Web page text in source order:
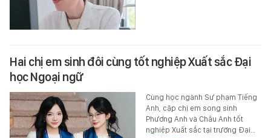
Hai chị em sinh đôi cùng tốt nghiệp Xuất sắc Đại
học Ngoại ngữ
Cùng học ngành Sư phạm Tiếng
Anh, cặp chị em song sinh
Phương Anh và Châu Anh tốt
nghiệp Xuất sắc tại trường Đại…